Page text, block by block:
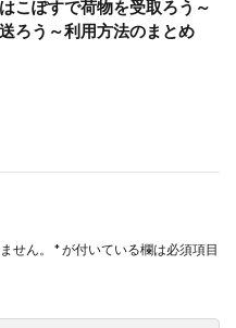
はこぽすで荷物を受取ろう～
送ろう～利用方法のまとめ
せん。 *が付いている欄は必須項目